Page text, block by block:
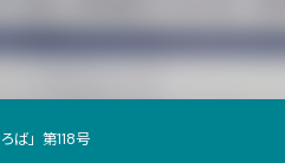
ば」第118号